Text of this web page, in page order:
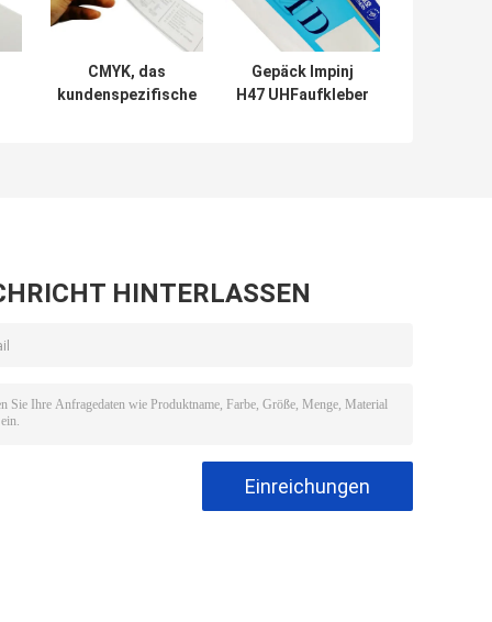
CMYK, das
kundenspezifische
Gepäck Impinj
H47 UHFaufkleber
HINTERLASSEN